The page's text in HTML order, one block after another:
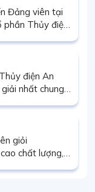
Đảng viên tại
phần Thủy điện
điện An
nhất chung
giỏi
chất lượng,